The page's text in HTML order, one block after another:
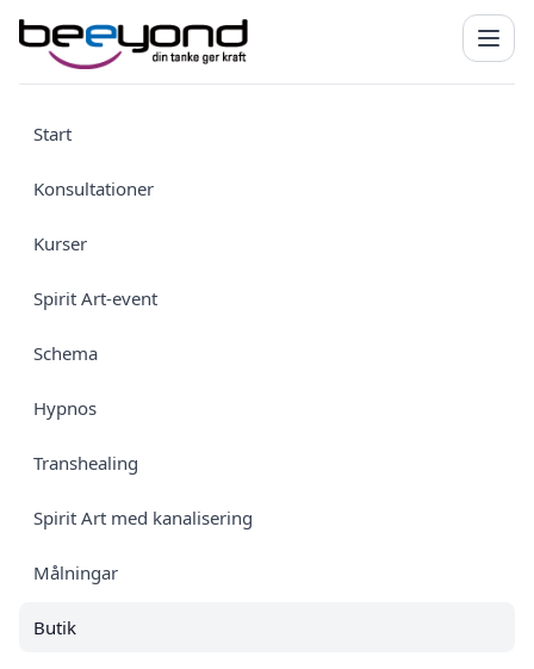
Start
Konsultationer
Kurser
Spirit Art-event
Schema
Hypnos
Transhealing
Spirit Art med kanalisering
Målningar
Butik